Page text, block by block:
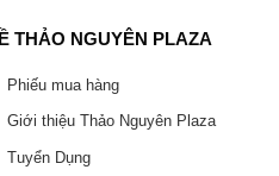
THẢO NGUYÊN PLAZA
Phiếu mua hàng
Giới thiệu Thảo Nguyên Plaza
Tuyển Dụng